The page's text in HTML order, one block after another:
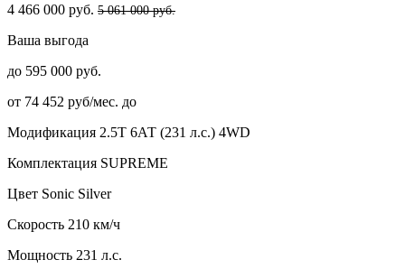
4 466 000 руб. 5 061 000 руб.
Ваша выгода
до 595 000 руб.
от 74 452 руб/мес. до
Модификация 2.5T 6АТ (231 л.с.) 4WD
Комплектация SUPREME
Цвет Sonic Silver
Скорость 210 км/ч
Мощность 231 л.с.